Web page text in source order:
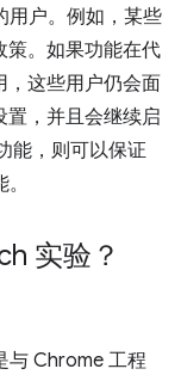
用户。例如，某些
策。如果功能在代
，这些用户仍会面
置，并且会继续启
能，则可以保证
实验？
与 Chrome 工程